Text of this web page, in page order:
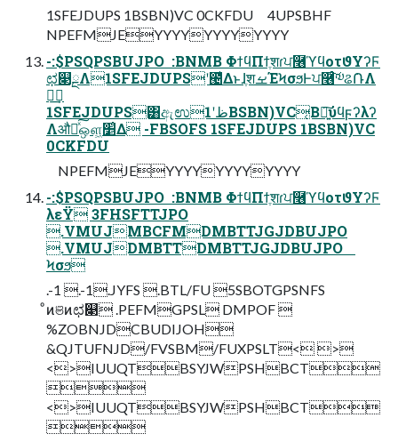
1SFEJDUPS 1BSBN)VC 0CKFDU 4UPSBHF
NPEFMJEYYYYYYYYYYYY
-:$PSQPSBUJPO  :BNMB ΦϯϥΠϯֶशɾਪ࿦ϓϥοτϑΥʔϜ
ಛ௃ྔΛ1SFEJDUPSʹ౤͛ΔͱɺֶशࡁΈϞσϧͰਪ࿦ͨ͠༧ଌ݁ՌΛ
ฦ͢
1SFEJDUPS͸ඇಉظʹ1BSBN)VC͔Β৽͍͠ύϥϝʔλʔ
Λऔಘͯ͠ஔ͖׵͑Δ -FBSOFS 1SFEJDUPS 1BSBN)VC
0CKFDU
NPEFMJEYYYYYYYYYYYY
-:$PSQPSBUJPO  :BNMB ΦϯϥΠϯֶशɾਪ࿦ϓϥοτϑΥʔϜ
λεΫ 3FHSFTTJPO
.VMUJMBCFMDMBTTJGJDBUJPO
.VMUJDMBTTDMBTTJGJDBUJPO
Ϟσϧ
.-1 .-1.JYFS .BTL/FU 5SBOTGPSNFS
ͦͷଞͷಛ௃ .PEFMGPSL DMPOF 
%ZOBNJDCBUDIJOH
&QJTUFNJD/FVSBM/FUXPSLT< >
<>IUUQTBSYJWPSHBCT

<>IUUQTBSYJWPSHBCT
